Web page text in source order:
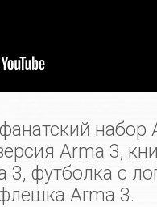
набор
Arma 3,
3, футболка с
Arma 3.